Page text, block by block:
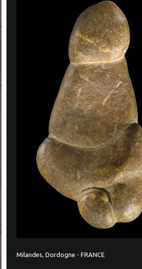
Milandes, Dordogne - FRANCE